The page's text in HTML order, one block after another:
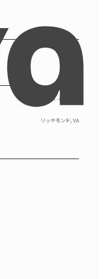
09/2014 - 05/2018
リッチモンド, VA